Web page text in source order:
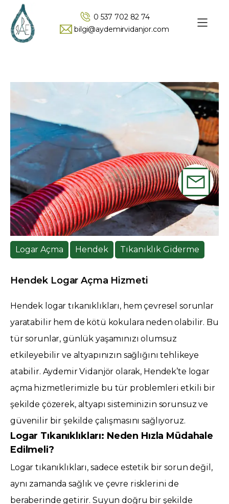
0 537 702 82 74
bilgi@aydemirvidanjor.com
Logar Açma Hendek Tıkanıklık Giderme
Hendek Logar Açma Hizmeti
Hendek logar tıkanıklıkları, hem çevresel sorunlar
yaratabilir hem de kötü kokulara neden olabilir. Bu
tür sorunlar, günlük yaşamınızı olumsuz
etkileyebilir ve altyapınızın sağlığını tehlikeye
atabilir. Aydemir Vidanjör olarak, Hendek’te logar
açma hizmetlerimizle bu tür problemleri etkili bir
şekilde çözerek, altyapı sisteminizin sorunsuz ve
güvenilir bir şekilde çalışmasını sağlıyoruz.
Logar Tıkanıklıkları: Neden Hızla Müdahale
Edilmeli?
Logar tıkanıklıkları, sadece estetik bir sorun değil,
aynı zamanda sağlık ve çevre risklerini de
beraberinde getirir. Suyun doğru bir şekilde